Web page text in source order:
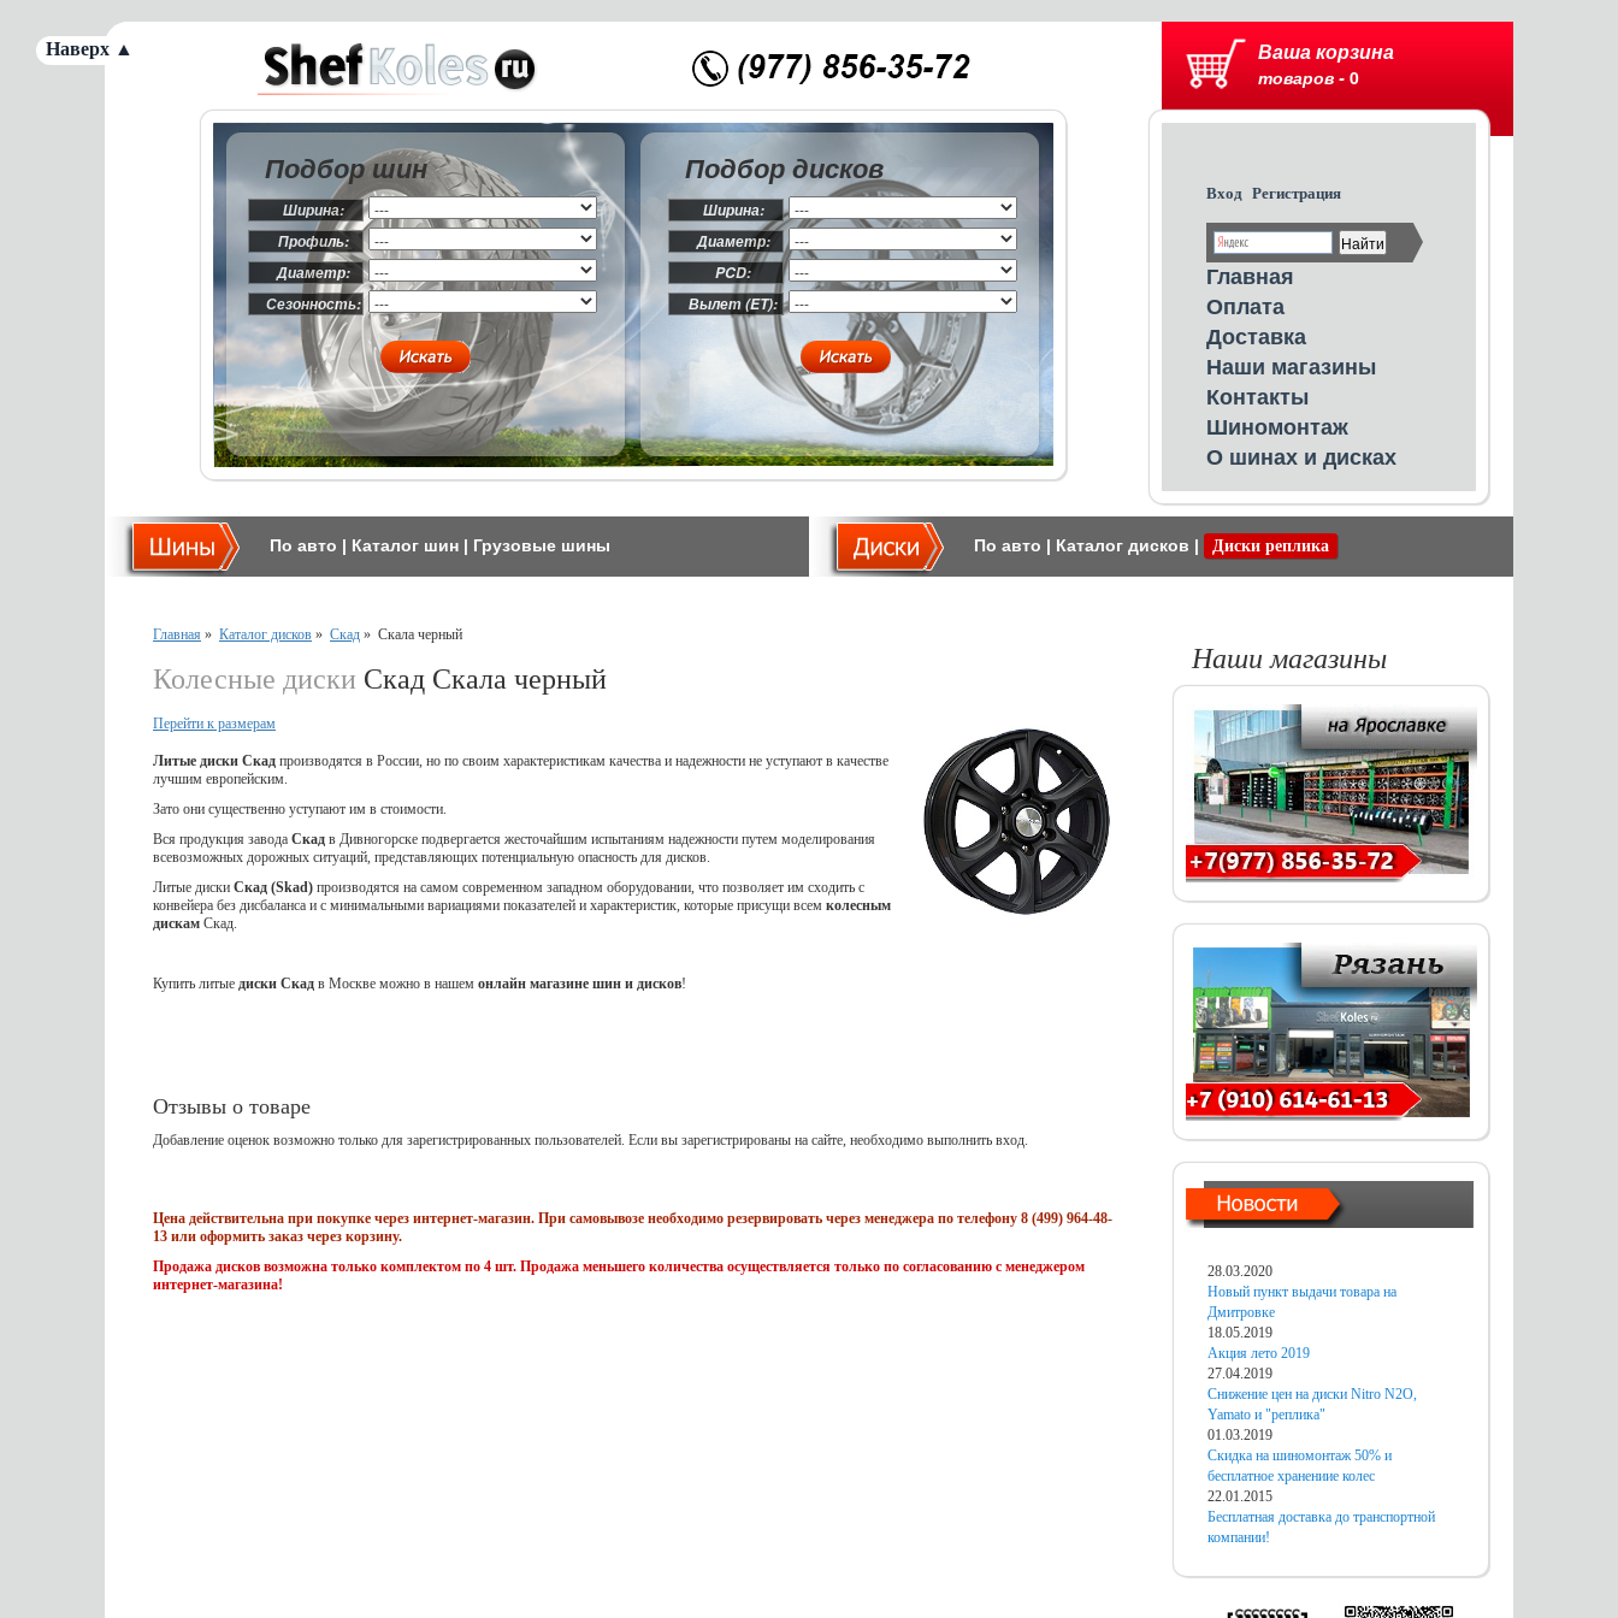
Ваша корзина
товаров - 0
Вход Регистрация
Главная
Оплата
Доставка
Наши магазины
Контакты
Шиномонтаж
О шинах и дисках
Подбор шин
Ширина:
Профиль:
Диаметр:
Сезонность:
Подбор дисков
Ширина:
Диаметр:
PCD:
Вылет (ET):
По авто | Каталог шин | Грузовые шины По авто | Каталог дисков | Диски реплика
Главная » Каталог дисков » Скад » Скала черный
Колесные диски Скад Скала черный
Перейти к размерам
Литые диски Скад производятся в России, но по своим характеристикам качества и надежности не уступают в качестве
лучшим европейским.
Зато они существенно уступают им в стоимости.
Вся продукция завода Скад в Дивногорске подвергается жесточайшим испытаниям надежности путем моделирования
всевозможных дорожных ситуаций, представляющих потенциальную опасность для дисков.
Литые диски Скад (Skad) производятся на самом современном западном оборудовании, что позволяет им сходить с
конвейера без дисбаланса и с минимальными вариациями показателей и характеристик, которые присущи всем колесным
дискам Скад.
Купить литые диски Скад в Москве можно в нашем онлайн магазине шин и дисков!
Отзывы о товаре
Добавление оценок возможно только для зарегистрированных пользователей. Если вы зарегистрированы на сайте, необходимо выполнить вход.
Цена действительна при покупке через интернет-магазин. При самовывозе необходимо резервировать через менеджера по телефону 8 (499) 964-48-
13 или оформить заказ через корзину.
Продажа дисков возможна только комплектом по 4 шт. Продажа меньшего количества осуществляется только по согласованию с менеджером
интернет-магазина!
Наши магазины
28.03.2020
Новый пункт выдачи товара на
Дмитровке
18.05.2019
Акция лето 2019
27.04.2019
Снижение цен на диски Nitro N2O,
Yamato и "реплика"
01.03.2019
Скидка на шиномонтаж 50% и
бесплатное хранениие колес
22.01.2015
Бесплатная доставка до транспортной
компании!
Наверх ▲